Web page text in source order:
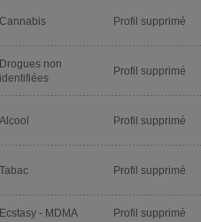
Cannabis Profil supprimé
Drogues non
identifiées
Profil supprimé
Alcool Profil supprimé
Tabac Profil supprimé
Ecstasy - MDMA Profil supprimé